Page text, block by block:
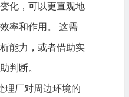
化，可以更直观地
率和作用。 这需
能力，或者借助实
判断。
理厂对周边环境的